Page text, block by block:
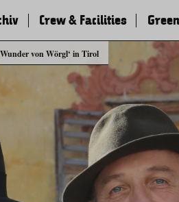
von Wörgl‘ in Tirol
Crew & Facilities